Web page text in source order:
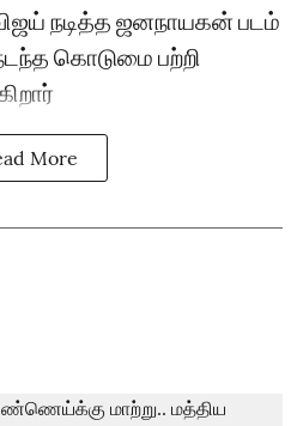
நடித்த ஜனநாயகன் படம்
கொடுமை பற்றி
More